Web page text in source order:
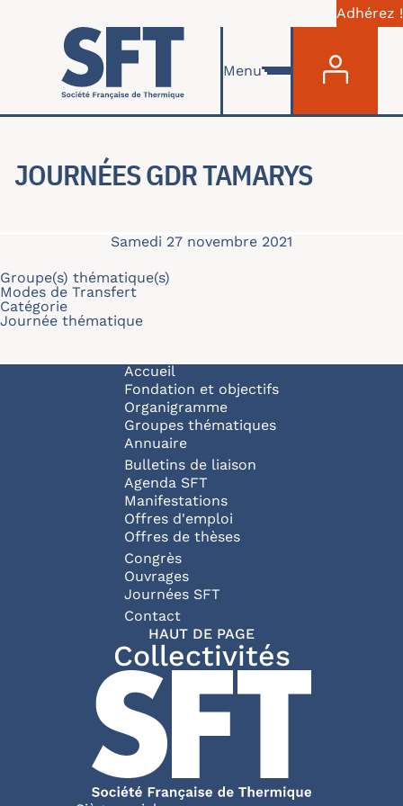
Aller au contenu principal
Adhérez !
Menu
JOURNÉES GDR TAMARYS
Samedi 27 novembre 2021
Groupe(s) thématique(s)
Modes de Transfert
Catégorie
Journée thématique
Navigation principale
Accueil
Fondation et objectifs
Organigramme
Groupes thématiques
Annuaire
Bulletins de liaison
Agenda SFT
Manifestations
Offres d'emploi
Offres de thèses
Congrès
Ouvrages
Journées SFT
Pied de page
Contact
HAUT DE PAGE
Collectivités